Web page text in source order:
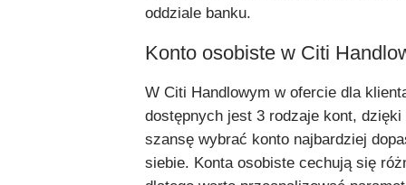
oddziale banku.
Konto osobiste w Citi
W Citi Handlowym w ofercie dla
dostępnych jest 3 rodzaje kont,
szansę wybrać konto najbardziej
siebie. Konta osobiste cechują się